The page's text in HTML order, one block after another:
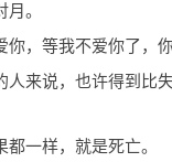
。
你，等我不爱你了，
人来说，也许得到比
一样，就是死亡。